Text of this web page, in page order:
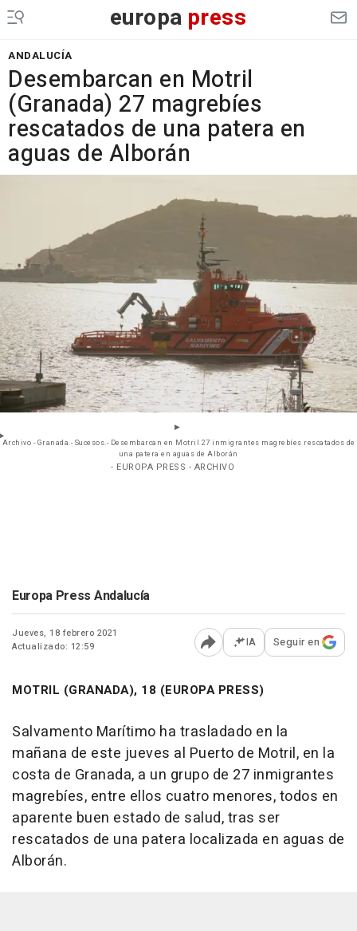
europa press
ANDALUCÍA
Desembarcan en Motril
(Granada) 27 magrebíes
rescatados de una patera en
aguas de Alborán
Archivo - Granada.- Sucesos.- Desembarcan en Motril 27 inmigrantes magrebíes rescatados de
una patera en aguas de Alborán
- EUROPA PRESS - ARCHIVO
Europa Press Andalucía
Jueves, 18 febrero 2021
Actualizado: 12:59
Abrir opciones para
IA Seguir en
MOTRIL (GRANADA), 18 (EUROPA PRESS)
Salvamento Marítimo ha trasladado en la
mañana de este jueves al Puerto de Motril, en la
costa de Granada, a un grupo de 27 inmigrantes
magrebíes, entre ellos cuatro menores, todos en
aparente buen estado de salud, tras ser
rescatados de una patera localizada en aguas de
Alborán.